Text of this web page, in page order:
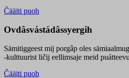
Čääiti puoh
Ovdâsvástádâssyergih
Sämitiggeest mij porgâp oles
-kulttuurist ličij eellimsaje meid
Čääiti puoh